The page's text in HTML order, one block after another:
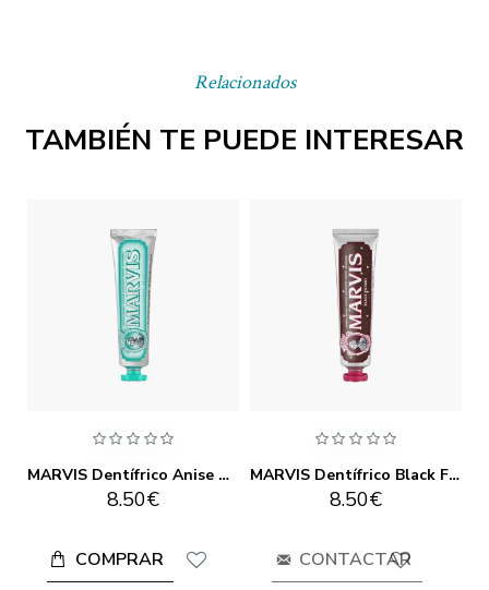
Relacionados
TAMBIÉN TE PUEDE INTERESAR
MARVIS Dentífrico Anise Mint 85ml
8.50€
COMPRAR
MARVIS Dentífrico Black Forest 75ml
8.50€
CONTACTAR